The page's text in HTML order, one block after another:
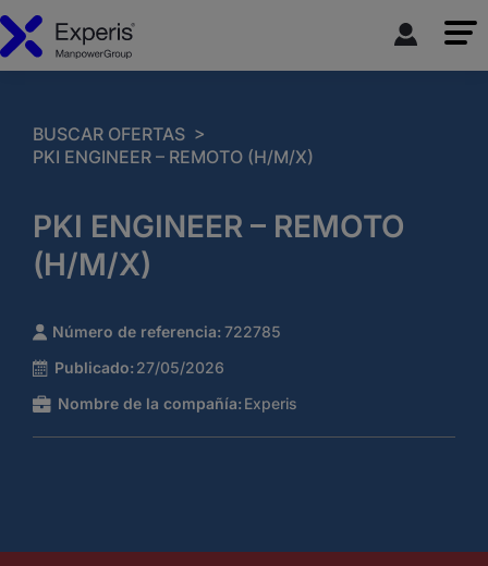
BUSCAR OFERTAS >
PKI ENGINEER – REMOTO (H/M/X)
PKI ENGINEER – REMOTO
(H/M/X)
Número de referencia: 722785
Publicado: 27/05/2026
Nombre de la compañía: Experis